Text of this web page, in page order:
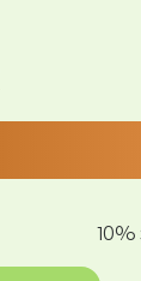
10%